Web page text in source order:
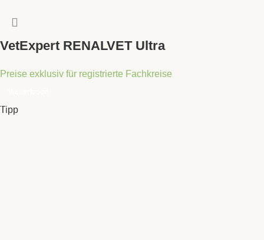
VetExpert RENALVET Ultra
Preise exklusiv für registrierte Fachkreise
Tipp